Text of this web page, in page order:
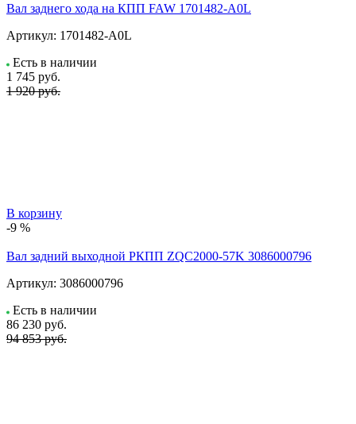
Вал заднего хода на КПП FAW 1701482-A0L
Артикул: 1701482-A0L
Есть в наличии
1 745 руб.
1 920 руб.
В корзину
-9 %
Вал задний выходной РКПП ZQC2000-57K 3086000796
Артикул: 3086000796
Есть в наличии
86 230 руб.
94 853 руб.